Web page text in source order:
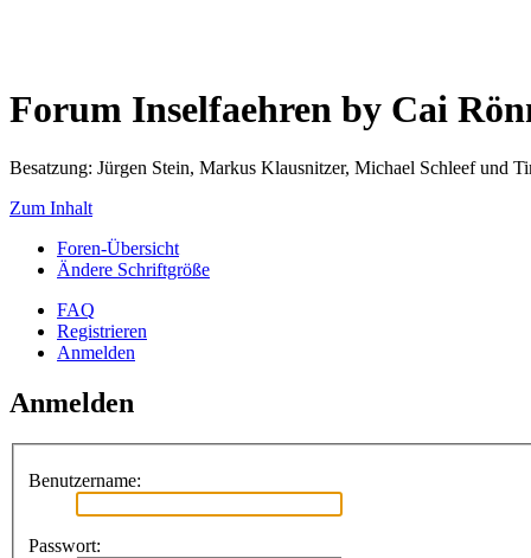
Forum Inselfaehren by Cai
Besatzung: Jürgen Stein, Markus Klausnitzer, Michael Schleef und
Zum Inhalt
Foren-Übersicht
Ändere Schriftgröße
FAQ
Registrieren
Anmelden
Anmelden
Benutzername:
Passwort: